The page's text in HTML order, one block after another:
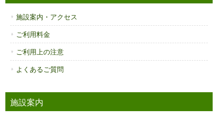
施設案内・アクセス
ご利用料金
ご利用上の注意
よくあるご質問
施設案内